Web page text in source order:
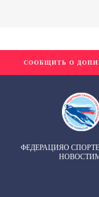
ФЕДЕРАЦИЯО СПОРТЕ
НОВОСТИ
СООБЩИТЬ О